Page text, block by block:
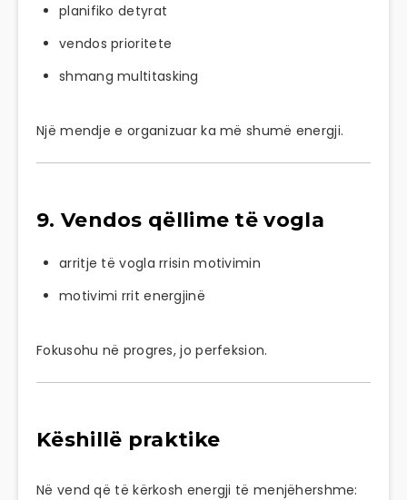
planifiko detyrat
vendos prioritete
shmang multitasking
Një mendje e organizuar ka më shumë energji.
9. Vendos qëllime të vogla
arritje të vogla rrisin motivimin
motivimi rrit energjinë
Fokusohu në progres, jo perfeksion.
Këshillë praktike
Në vend që të kërkosh energji të menjëhershme: